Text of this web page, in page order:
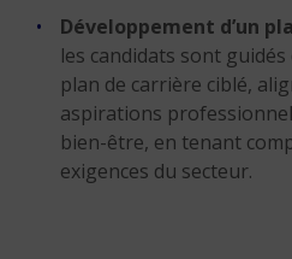
Développement d’un
les candidats sont guidés
plan de carrière ciblé,
aspirations
bien-être, en tenant
exigences du secteur.